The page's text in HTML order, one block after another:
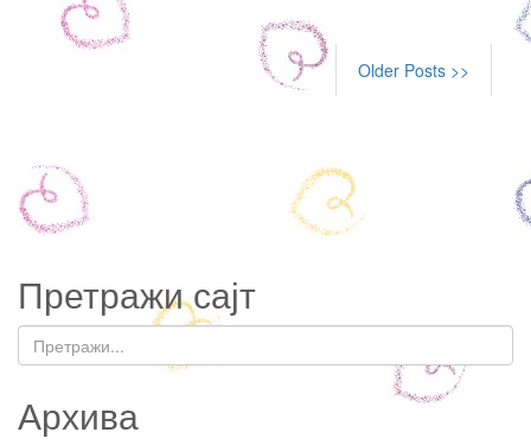
Older Posts >>
Претражи сајт
Архива